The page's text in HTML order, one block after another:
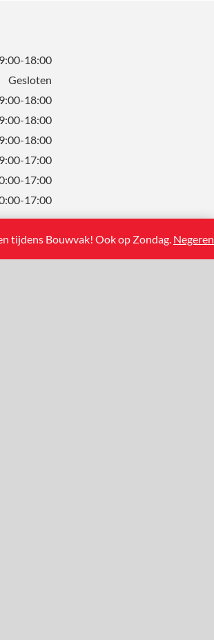
tijdens Bouwvak! Ook op Zondag. Negeren
9:00-18:00
Gesloten
9:00-18:00
9:00-18:00
9:00-18:00
9:00-17:00
17:00
17:00